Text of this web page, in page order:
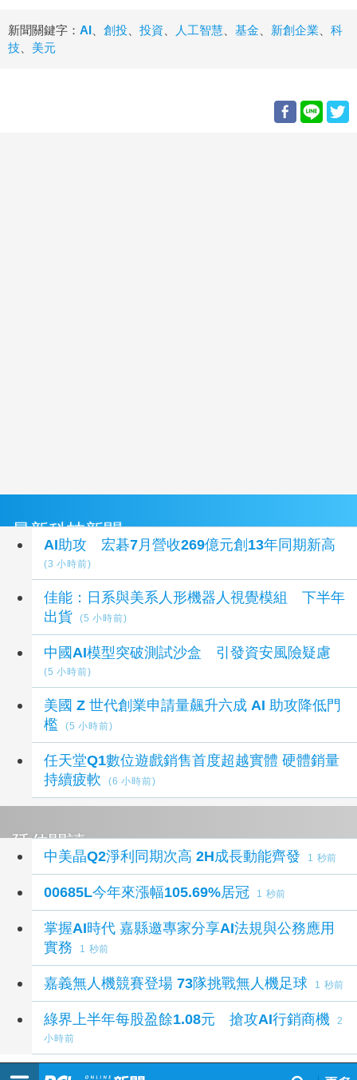
新聞關鍵字： AI 創投 投資 人工智慧 基金 新創企業
科
技
美元
最新科技新聞
AI助攻 宏碁7月營收269億元創13年同期新高
(3 小時前)
佳能：日系與美系人形機器人視覺模組 下半年
出貨
(5 小時前)
中國AI模型突破測試沙盒 引發資安風險疑慮
(5 小時前)
美國 Z 世代創業申請量飆升六成 AI 助攻降低門
檻
(5 小時前)
任天堂Q1數位遊戲銷售首度超越實體 硬體銷量
持續疲軟
(6 小時前)
延伸閱讀
中美晶Q2淨利同期次高 2H成長動能齊發 1 秒前
00685L今年來漲幅105.69%居冠 1 秒前
掌握AI時代 嘉縣邀專家分享AI法規與公務應用
實務
1 秒前
嘉義無人機競賽登場 73隊挑戰無人機足球 1 秒前
綠界上半年每股盈餘1.08元 搶攻AI行銷商機
2
小時前